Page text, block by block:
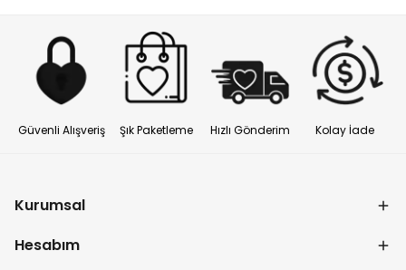
Güvenli Alışveriş Şık Paketleme Hızlı Gönderim Kolay İade
Kurumsal
Hesabım